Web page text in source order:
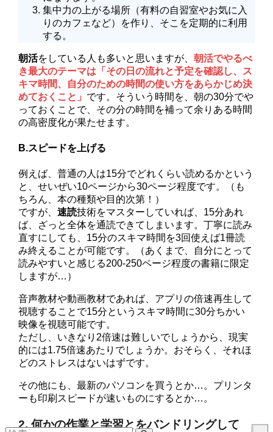
集中力の上がる場所（有料の自習室やお気に入
りのカフェなど）を作り、そこを定期的に利用
する。
朝活をしている人も多いと思いますが、朝活でやるべ
き最大のテーマは「その日の流れと予定を確認し、ス
キマ時間、自分のための時間の使い方をあらかじめ決
めておくこと」 です。そういう時間を、朝の30分でや
っておくことで、その分の時間を補って余りある時間
の高密度化が果たせます。
B.スピードを上げる
例えば、普通の人は15分でどれくらい読めるかという
と、せいぜい10ページから30ページ程度です。（も
ちろん、本の種類や目的次第！）
ですが、速読技術をマスターしていれば、15分あれ
ば、ざっと全体を通読できてしまいます。丁寧に読み
直すにしても、15分のスキマ時間を3回使えば1冊読
み終えることが可能です。（あくまで、自分にとって
読みやすいと感じる200-250ページ程度の書籍に限定
しますが…）
音声教材や動画教材であれば、アプリの倍速再生して
視聴することで15分というスキマ時間に30分ちかい
映像を視聴可能です。
ただし、いきなり2倍速は難しいでしょうから、現実
的には1.75倍速あたり でしょうか。おそらく、それほ
どのストレスはないはずです。
その他にも、最新のパソコンを買うとか…。プリンタ
ーも印刷スピードが速いものにするとか…。
2. 何かの作業と学習とをバンドリングして